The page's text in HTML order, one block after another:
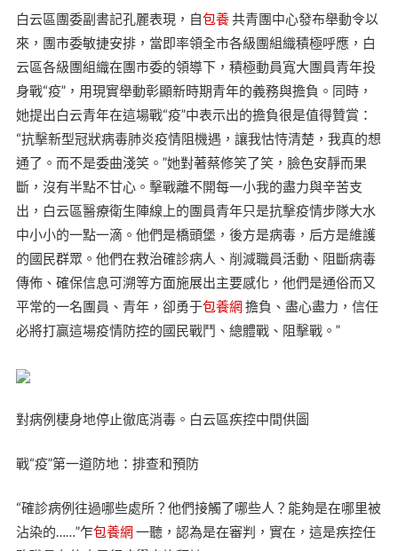
白云區團委副書記孔麗表現，自包養共青團中心發布舉動令以
來，團市委敏捷安排，當即率領全市各級團組織積極呼應，白
云區各級團組織在團市委的領導下，積極動員寬大團員青年投
身戰“疫”，用現實舉動彰顯新時期青年的義務與擔負。同時，
她提出白云青年在這場戰“疫”中表示出的擔負很是值得贊賞：
“抗擊新型冠狀病毒肺炎疫情阻機遇，讓我怙恃清楚，我真的想
通了。而不是委曲淺笑。”她對著蔡修笑了笑，臉色安靜而果
斷，沒有半點不甘心。擊戰離不開每一小我的盡力與辛苦支
出，白云區醫療衛生陣線上的團員青年只是抗擊疫情步隊大水
中小小的一點一滴。他們是橋頭堡，後方是病毒，后方是維護
的國民群眾。他們在救治確診病人、削減職員活動、阻斷病毒
傳佈、確保信息可溯等方面施展出主要感化，他們是通俗而又
平常的一名團員、青年，卻勇于包養網 擔負、盡心盡力，信任
必將打贏這場疫情防控的國民戰鬥、總體戰、阻擊戰。”
對病例棲身地停止徹底消毒。白云區疾控中間供圖
戰“疫”第一道防地：排查和預防
“確診病例往過哪些處所？他們接觸了哪些人？能夠是在哪里被
沾染的……”乍包養網 一聽，認為是在審判，實在，這是疾控任